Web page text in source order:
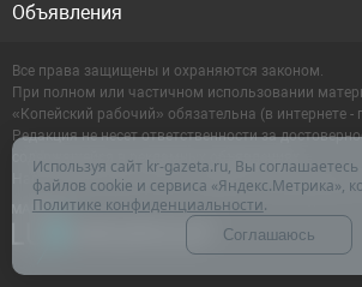
Объявления
Все права защищены и охраняются законом.
При полном или частичном использовании
«Копейский рабочий» обязательна (в интернете -
Редакция не несет ответственности за
содержащейся в рекламных объявлениях.
Настоящий ресурс может содержать материалы
Используя сайт kr-gazeta.ru, Вы
файлов cookie и сервиса «Яндекс.Метрика»,
Политике конфиденциальности.
Соглашаюсь